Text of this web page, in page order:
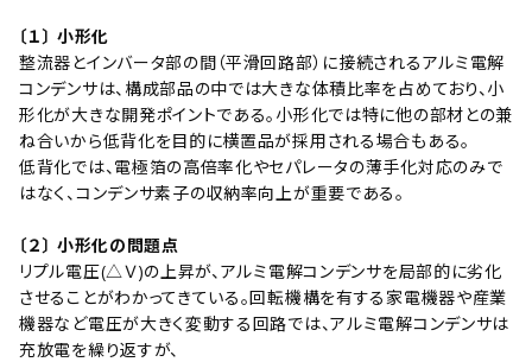
〔１〕 小形化
整流器とインバータ部の間（平滑回路部）に接続されるアルミ電解
コンデンサは、構成部品の中では大きな体積比率を占めており、小
形化が大きな開発ポイントである。小形化では特に他の部材との兼
ね合いから低背化を目的に横置品が採用される場合もある。
低背化では、電極箔の高倍率化やセパレータの薄手化対応のみで
はなく、コンデンサ素子の収納率向上が重要である。
〔２〕 小形化の問題点
リプル電圧(△Ｖ)の上昇が、アルミ電解コンデンサを局部的に劣化
させることがわかってきている。回転機構を有する家電機器や産業
機器など電圧が大きく変動する回路では、アルミ電解コンデンサは
充放電を繰り返すが、